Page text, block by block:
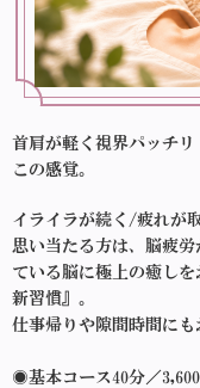
首肩が軽く視界パッチ
この感覚。
イライラが続く/疲れが
思い当たる方は、脳疲
ている脳に極上の癒し
新習慣』。
仕事帰りや隙間時間にも
◉基本コース40分／3,600